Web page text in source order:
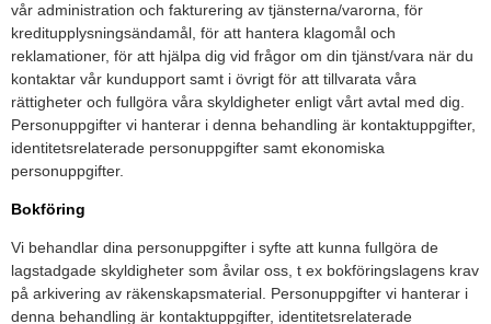
vår administration och fakturering av tjänsterna/varorna, för
kreditupplysningsändamål, för att hantera klagomål och
reklamationer, för att hjälpa dig vid frågor om din tjänst/vara när du
kontaktar vår kundupport samt i övrigt för att tillvarata våra
rättigheter och fullgöra våra skyldigheter enligt vårt avtal med dig.
Personuppgifter vi hanterar i denna behandling är kontaktuppgifter,
identitetsrelaterade personuppgifter samt ekonomiska
personuppgifter.
Bokföring
Vi behandlar dina personuppgifter i syfte att kunna fullgöra de
lagstadgade skyldigheter som åvilar oss, t ex bokföringslagens krav
på arkivering av räkenskapsmaterial. Personuppgifter vi hanterar i
denna behandling är kontaktuppgifter, identitetsrelaterade